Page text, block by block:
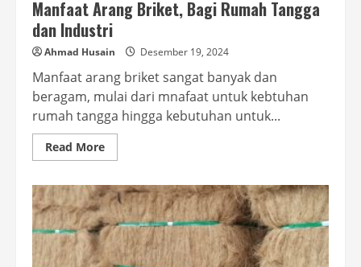
Manfaat Arang Briket, Bagi Rumah Tangga
dan Industri
Ahmad Husain Desember 19, 2024
Manfaat arang briket sangat banyak dan
beragam, mulai dari mnafaat untuk kebtuhan
rumah tangga hingga kebutuhan untuk...
Read MoreRead
more
Arang
Briket,
Bagi
Rumah
Tangga
dan
Industri